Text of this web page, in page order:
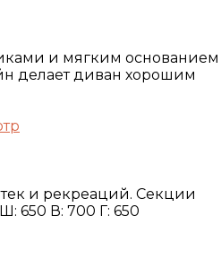
и мягким основанием
делает диван хорошим
и рекреаций. Секции
650 В: 700 Г: 650